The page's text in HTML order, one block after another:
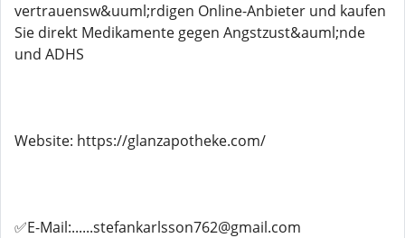
vertrauensw&uuml;rdigen Online-Anbieter und kaufen
Sie direkt Medikamente gegen Angstzust&auml;nde
und ADHS
Website: https://glanzapotheke.com/
✅E-Mail:......stefankarlsson762@gmail.com